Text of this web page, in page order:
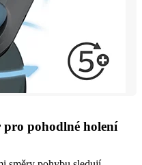
pro pohodlné holení